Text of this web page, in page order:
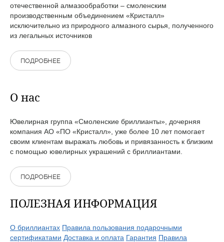
отечественной алмазообработки – смоленским
производственным объединением «Кристалл»
исключительно из природного алмазного сырья, полученного
из легальных источников
ПОДРОБНЕЕ
О нас
Ювелирная группа «Смоленские бриллианты», дочерняя
компания АО «ПО «Кристалл», уже более 10 лет помогает
своим клиентам выражать любовь и привязанность к близким
с помощью ювелирных украшений с бриллиантами.
ПОДРОБНЕЕ
ПОЛЕЗНАЯ ИНФОРМАЦИЯ
О бриллиантах Правила пользования подарочными
сертификатами Доставка и оплата Гарантия Правила